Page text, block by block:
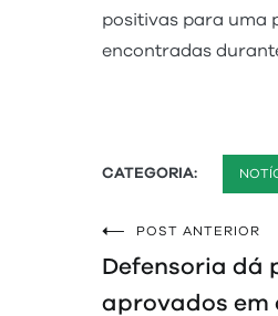
positivas para uma
encontradas
CATEGORIA:
de
POST ANTERIOR
Defensoria dá
aprovados em